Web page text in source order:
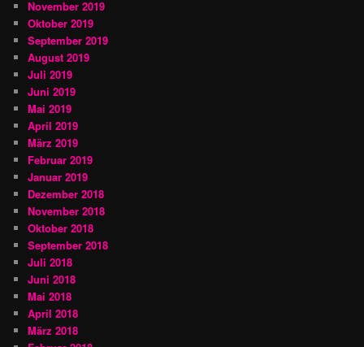
November 2019
Oktober 2019
September 2019
August 2019
Juli 2019
Juni 2019
Mai 2019
April 2019
März 2019
Februar 2019
Januar 2019
Dezember 2018
November 2018
Oktober 2018
September 2018
Juli 2018
Juni 2018
Mai 2018
April 2018
März 2018